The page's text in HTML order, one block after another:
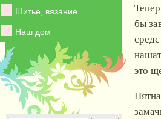
Шитье, вязание
Наш дом
бы
это